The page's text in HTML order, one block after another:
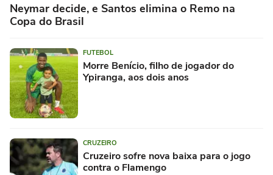
Neymar decide, e Santos elimina o Remo na
Copa do Brasil
FUTEBOL
Morre Benício, filho de jogador do
Ypiranga, aos dois anos
CRUZEIRO
Cruzeiro sofre nova baixa para o jogo
contra o Flamengo